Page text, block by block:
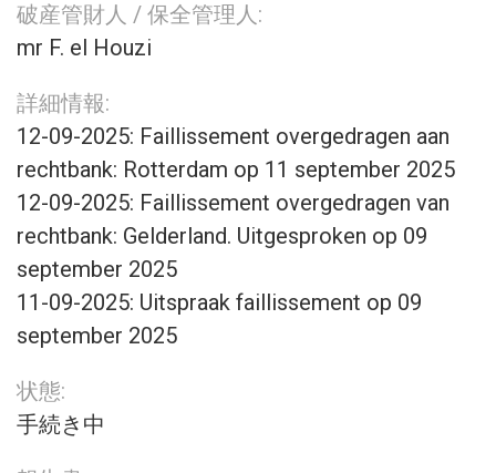
破産管財人 / 保全管理人:
mr F. el Houzi
詳細情報:
12-09-2025: Faillissement overgedragen aan
rechtbank: Rotterdam op 11 september 2025
12-09-2025: Faillissement overgedragen van
rechtbank: Gelderland. Uitgesproken op 09
september 2025
11-09-2025: Uitspraak faillissement op 09
september 2025
状態:
手続き中